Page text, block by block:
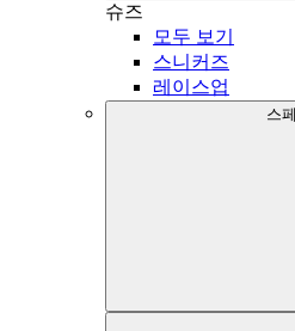
슈즈
모두 보기
스니커즈
레이스업
스